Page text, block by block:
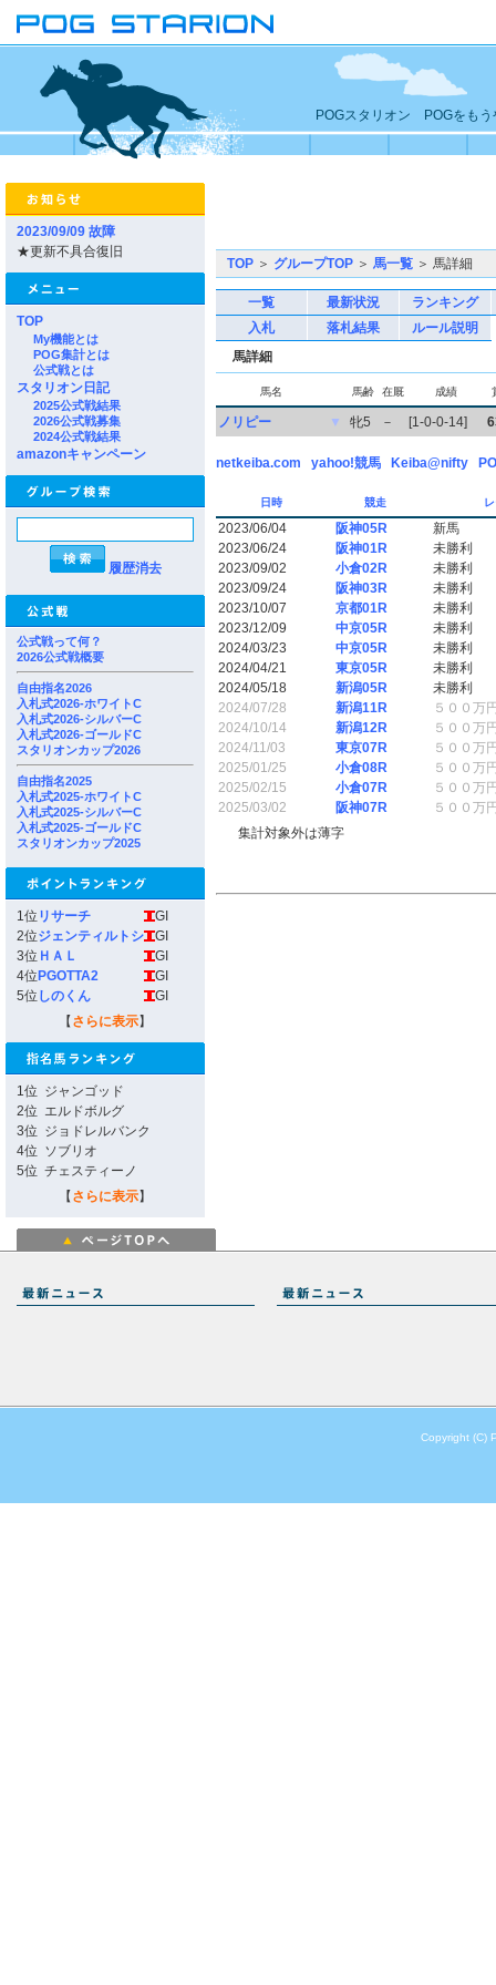
POGスタリオン POGをもう
2023/09/09 故障
★更新不具合復旧
TOP
My機能とは
POG集計とは
公式戦とは
スタリオン日記
2025公式戦結果
2026公式戦募集
2024公式戦結果
amazonキャンペーン
履歴消去
公式戦って何？
2026公式戦概要
自由指名2026
入札式2026-ホワイトC
入札式2026-シルバーC
入札式2026-ゴールドC
スタリオンカップ2026
自由指名2025
入札式2025-ホワイトC
入札式2025-シルバーC
入札式2025-ゴールドC
スタリオンカップ2025
1位 リサーチ
GI
2位ジェンティルトシ
GI
3位 ＨＡＬ
GI
4位 PGOTTA2
GI
5位 しのくん
GI
【 さらに表示】
1位 ジャンゴッド
2位 エルドボルグ
3位 ジョドレルバンク
4位 ソブリオ
5位 チェスティーノ
【 さらに表示】
TOP ＞ グループTOP ＞ 馬一覧 ＞ 馬詳細
一覧 最新状況
ランキング
入札
落札結果
ルール説明
馬詳細
馬名 馬齢 在厩 成績
ノリピー ▼ 牝5 － [1-0-0-14]
netkeiba.com yahoo!競馬 Keiba@nifty
日時 競走
2023/06/04 阪神05R
新馬
2023/06/24
阪神01R
未勝利
2023/09/02
小倉02R
未勝利
2023/09/24
阪神03R
未勝利
2023/10/07
京都01R
未勝利
2023/12/09
中京05R
未勝利
2024/03/23
中京05R
未勝利
2024/04/21
東京05R
未勝利
2024/05/18
新潟05R
未勝利
2024/07/28
新潟11R
５００万
2024/10/14
新潟12R
５００万
2024/11/03
東京07R
５００万
2025/01/25
小倉08R
５００万
2025/02/15
小倉07R
５００万
2025/03/02
阪神07R
５００万
集計対象外は薄字
Copyright (C)